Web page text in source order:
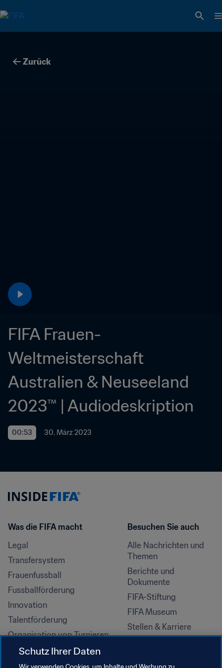
Zurück
FIFA Frauen-
Weltmeisterschaft
Australien & Neuseeland
2023™ | Audiodeskription
00:53 30. März 2023
Was die FIFA macht
Legal
Transfersystem
Frauenfussball
Fussballförderung
Innovation
Talentförderung
Organisation von Turnieren
Nachhaltigkeit
Menschenrechte und
Besuchen Sie auch
Alle Nachrichten und
Themen
Berichte und
Dokumente
FIFA-Stiftung
FIFA Museum
Stellen & Karriere
Schutz Ihrer Daten